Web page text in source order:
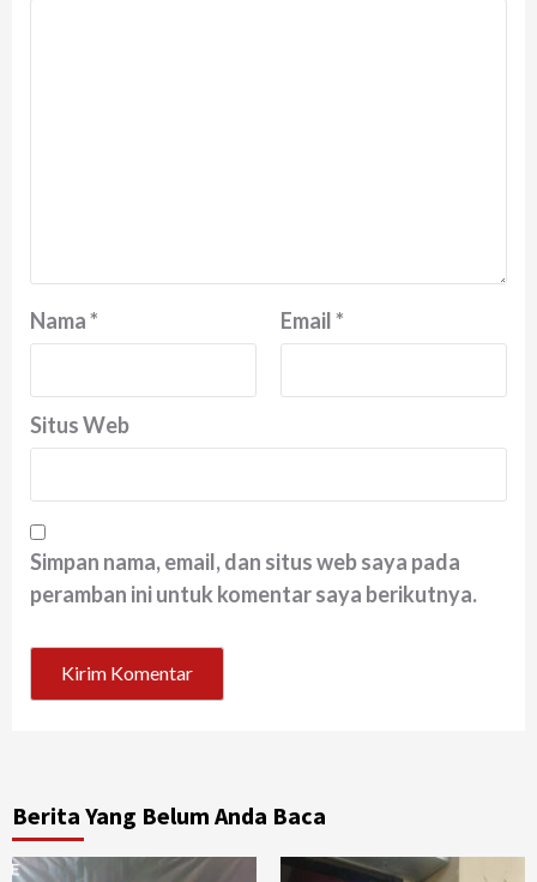
Nama* Email*
Situs Web
Simpan nama, email, dan situs web saya pada
peramban ini untuk komentar saya berikutnya.
Berita Yang Belum Anda Baca